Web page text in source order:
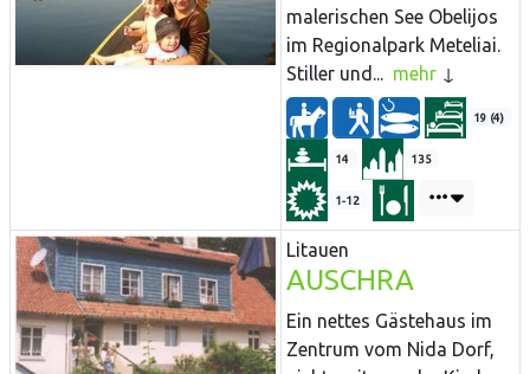
malerischen See Obelijos
im Regionalpark Meteliai.
Stiller und... mehr
19 (4)
14 135
1-12
Litauen
AUSCHRA
Ein nettes Gästehaus im
Zentrum vom Nida Dorf,